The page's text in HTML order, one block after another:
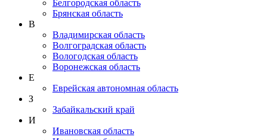
Белгородская область
Брянская область
В
Владимирская область
Волгоградская область
Вологодская область
Воронежская область
Е
Еврейская автономная область
З
Забайкальский край
И
Ивановская область